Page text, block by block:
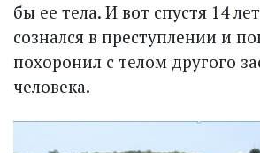
бы ее тела. И вот спустя 14
сознался в преступлении и
похоронил с телом другого
человека.